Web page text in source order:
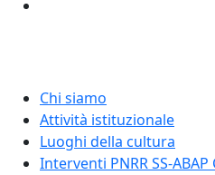
Chi siamo
Attività istituzionale
Luoghi della cultura
Interventi PNRR SS-ABAP